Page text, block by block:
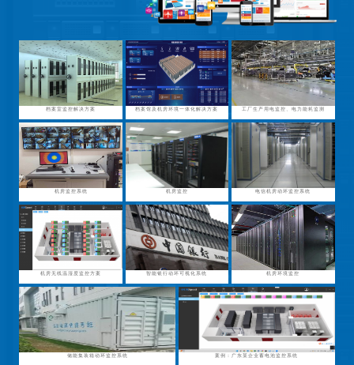
档案室监控解决方案 档案馆及机房环境一体化解决方案 工厂生产用电监控、电力能耗监测
机房监控系统 机房监控 电信机房动环监控系统
机房无线温湿度监控方案 智能银行动环可视化系统 机房环境监控
储能集装箱动环监控系统 案例：广东某企业蓄电池监控系统